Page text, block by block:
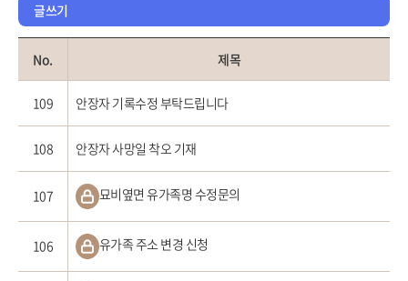
글쓰기
No. 제목
109 안장자 기록수정 부탁드립니다
108 안장자 사망일 착오 기재
107 묘비옆면 유가족명 수정문의
106 유가족 주소 변경 신청